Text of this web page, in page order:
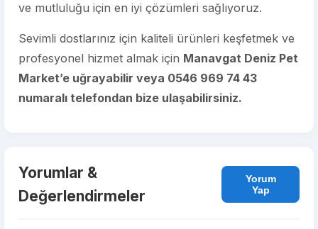
ve mutluluğu için en iyi çözümleri sağlıyoruz.
Sevimli dostlarınız için kaliteli ürünleri keşfetmek ve
profesyonel hizmet almak için Manavgat Deniz Pet
Market’e uğrayabilir veya 0546 969 74 43
numaralı telefondan bize ulaşabilirsiniz.
Yorumlar &
Değerlendirmeler
Yorum
Yap